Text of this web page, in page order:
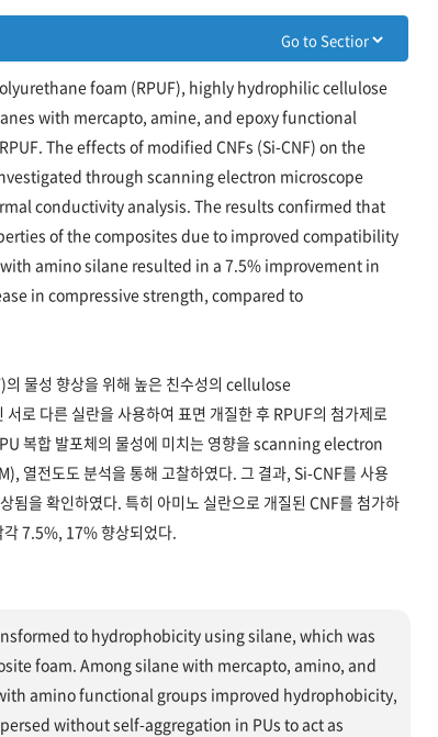
foam (RPUF), highly hydrophilic cellulose
with mercapto, amine, and epoxy functional
The effects of modified CNFs (Si-CNF) on the
through scanning electron microscope
conductivity analysis. The results confirmed that
of the composites due to improved compatibility
amino silane resulted in a 7.5% improvement in
in compressive strength, compared to
물성 향상을 위해 높은 친수성의 cellulose
로 다른 실란을 사용하여 표면 개질한 후 RPUF의 첨가제로
복합 발포체의 물성에 미치는 영향을 scanning electron
전도도 분석을 통해 고찰하였다. 그 결과, Si-CNF를 사용
됨을 확인하였다. 특히 아미노 실란으로 개질된 CNF를 첨가하
각 7.5%, 17% 향상되었다.
to hydrophobicity using silane, which was
foam. Among silane with mercapto, amino, and
amino functional groups improved hydrophobicity,
without self-aggregation in PUs to act as